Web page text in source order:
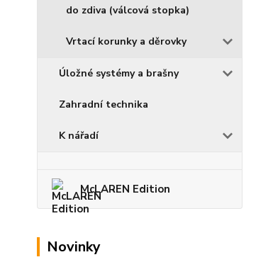
do zdiva (válcová stopka)
Vrtací korunky a děrovky
Úložné systémy a brašny
Zahradní technika
K nářadí
McLAREN Edition
Novinky